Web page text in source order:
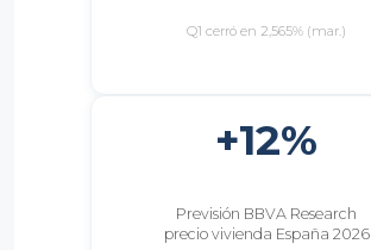
Q1 cerró en 2,565% (mar.)
+12%
Previsión BBVA Research
precio vivienda España 2026